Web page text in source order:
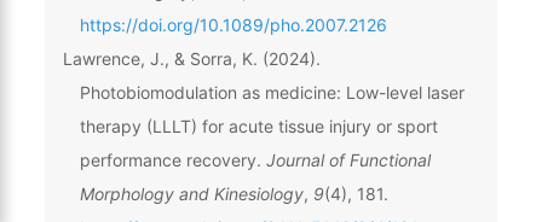
https://doi.org/10.1089/pho.2007.2126
Lawrence, J., & Sorra, K. (2024).
Photobiomodulation as medicine: Low-level laser
therapy (LLLT) for acute tissue injury or sport
performance recovery. Journal of Functional
Morphology and Kinesiology, 9(4), 181.